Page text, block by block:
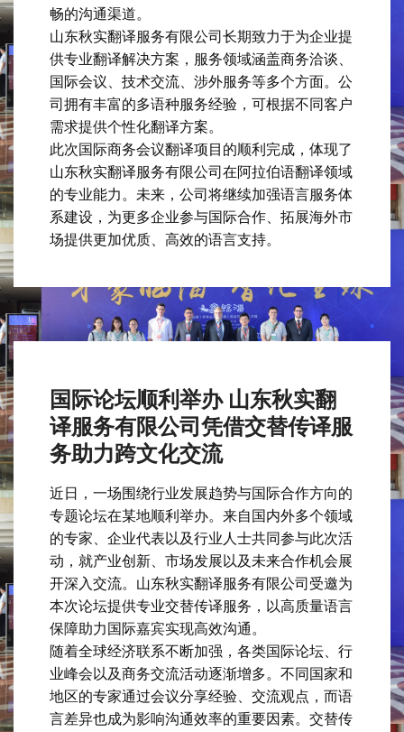
畅的沟通渠道。
山东秋实翻译服务有限公司长期致力于为企业提
供专业翻译解决方案，服务领域涵盖商务洽谈、
国际会议、技术交流、涉外服务等多个方面。公
司拥有丰富的多语种服务经验，可根据不同客户
需求提供个性化翻译方案。
此次国际商务会议翻译项目的顺利完成，体现了
山东秋实翻译服务有限公司在阿拉伯语翻译领域
的专业能力。未来，公司将继续加强语言服务体
系建设，为更多企业参与国际合作、拓展海外市
场提供更加优质、高效的语言支持。
国际论坛顺利举办 山东秋实翻
译服务有限公司凭借交替传译服
务助力跨文化交流
近日，一场围绕行业发展趋势与国际合作方向的
专题论坛在某地顺利举办。来自国内外多个领域
的专家、企业代表以及行业人士共同参与此次活
动，就产业创新、市场发展以及未来合作机会展
开深入交流。山东秋实翻译服务有限公司受邀为
本次论坛提供专业交替传译服务，以高质量语言
保障助力国际嘉宾实现高效沟通。
随着全球经济联系不断加强，各类国际论坛、行
业峰会以及商务交流活动逐渐增多。不同国家和
地区的专家通过会议分享经验、交流观点，而语
言差异也成为影响沟通效率的重要因素。交替传